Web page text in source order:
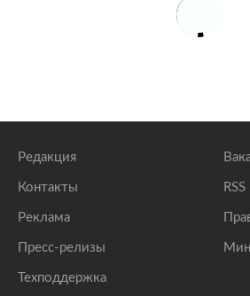
Редакция
Контакты
Реклама
Пресс-релизы
Техподдержка
RSS